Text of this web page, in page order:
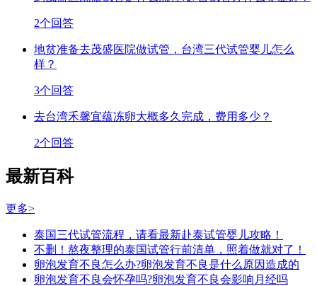
2个回答
地贫准备去茂盛医院做试管，台湾三代试管婴儿怎么
样？
3个回答
去台湾禾馨宜蕴冻卵大概多久完成，费用多少？
2个回答
最新百科
更多>
泰国三代试管流程，请看最新赴泰试管婴儿攻略！
不删！熬夜整理的泰国试管行前清单，照着做就对了！
卵泡发育不良怎么办?卵泡发育不良是什么原因造成的
卵泡发育不良会怀孕吗?卵泡发育不良会影响月经吗